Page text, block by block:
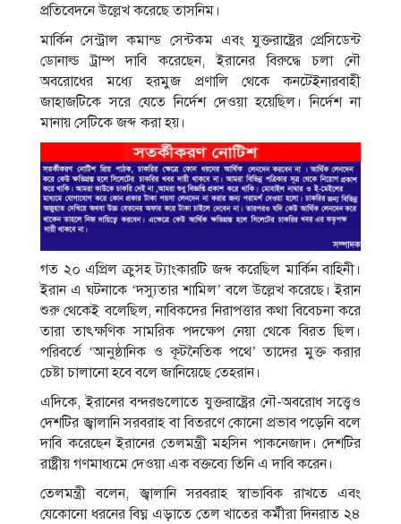
প্রতিবেদনে উল্লেখ করেছে তাসনিম।
মার্কিন সেন্ট্রাল কমান্ড সেন্টকম এবং যুক্তরাষ্ট্রের প্রেসিডেন্ট
ডোনাল্ড ট্রাম্প দাবি করেছেন, ইরানের বিরুদ্ধে চলা নৌ
অবরোধের মধ্যে হরমুজ প্রণালি থেকে কনটেইনারবাহী
জাহাজটিকে সরে যেতে নির্দেশ দেওয়া হয়েছিল। নির্দেশ না
মানায় সেটিকে জব্দ করা হয়।
গত ২০ এপ্রিল ক্রুসহ ট্যাংকারটি জব্দ করেছিল মার্কিন বাহিনী।
ইরান এ ঘটনাকে ‘দস্যুতার শামিল’ বলে উল্লেখ করেছে। ইরান
শুরু থেকেই বলেছিল, নাবিকদের নিরাপত্তার কথা বিবেচনা করে
তারা তাৎক্ষণিক সামরিক পদক্ষেপ নেয়া থেকে বিরত ছিল।
পরিবর্তে ‘আনুষ্ঠানিক ও কূটনৈতিক পথে’ তাদের মুক্ত করার
চেষ্টা চালানো হবে বলে জানিয়েছে তেহরান।
এদিকে, ইরানের বন্দরগুলোতে যুক্তরাষ্ট্রের নৌ-অবরোধ সত্ত্বেও
দেশটির জ্বালানি সরবরাহ বা বিতরণে কোনো প্রভাব পড়েনি বলে
দাবি করেছেন ইরানের তেলমন্ত্রী মহসিন পাকনেজাদ। দেশটির
রাষ্ট্রীয় গণমাধ্যমে দেওয়া এক বক্তব্যে তিনি এ দাবি করেন।
তেলমন্ত্রী বলেন, জ্বালানি সরবরাহ স্বাভাবিক রাখতে এবং
যেকোনো ধরনের বিঘ্ন এড়াতে তেল খাতের কর্মীরা দিনরাত ২৪